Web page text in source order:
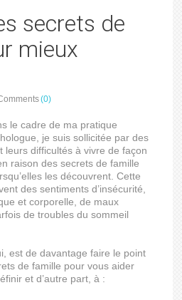
secrets de
mieux
(0)
le cadre de ma pratique
je suis sollicitée par des
leurs difficultés à vivre de façon
raison des secrets de famille
les découvrent. Cette
des sentiments d’insécurité,
et corporelle, de maux
de troubles du sommeil
est de davantage faire le point
de famille pour vous aider
et d’autre part, à :